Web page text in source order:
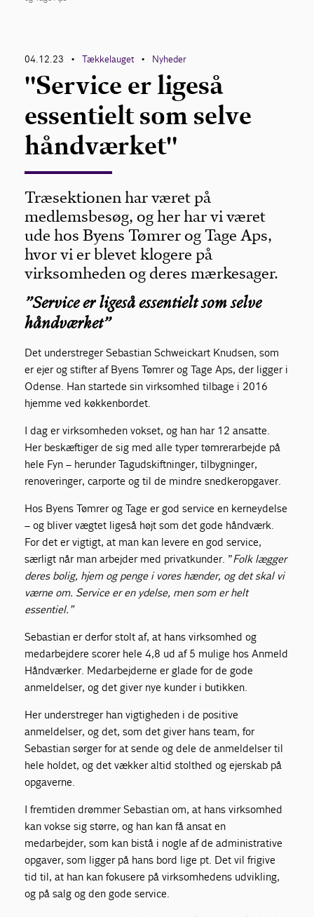
04.12.23 • Tækkelauget • Nyheder
"Service er ligeså
essentielt som selve
håndværket"
Træsektionen har været på
medlemsbesøg, og her har vi været
ude hos Byens Tømrer og Tage Aps,
hvor vi er blevet klogere på
virksomheden og deres mærkesager.
”Service er ligeså essentielt som selve
håndværket”
Det understreger Sebastian Schweickart Knudsen, som
er ejer og stifter af Byens Tømrer og Tage Aps, der ligger i
Odense. Han startede sin virksomhed tilbage i 2016
hjemme ved køkkenbordet.
I dag er virksomheden vokset, og han har 12 ansatte.
Her beskæftiger de sig med alle typer tømrerarbejde på
hele Fyn – herunder Tagudskiftninger, tilbygninger,
renoveringer, carporte og til de mindre snedkeropgaver.
Hos Byens Tømrer og Tage er god service en kerneydelse
– og bliver vægtet ligeså højt som det gode håndværk.
For det er vigtigt, at man kan levere en god service,
særligt når man arbejder med privatkunder. ”Folk lægger
deres bolig, hjem og penge i vores hænder, og det skal vi
værne om. Service er en ydelse, men som er helt
essentiel.”
Sebastian er derfor stolt af, at hans virksomhed og
medarbejdere scorer hele 4,8 ud af 5 mulige hos Anmeld
Håndværker. Medarbejderne er glade for de gode
anmeldelser, og det giver nye kunder i butikken.
Her understreger han vigtigheden i de positive
anmeldelser, og det, som det giver hans team, for
Sebastian sørger for at sende og dele de anmeldelser til
hele holdet, og det vækker altid stolthed og ejerskab på
opgaverne.
I fremtiden drømmer Sebastian om, at hans virksomhed
kan vokse sig større, og han kan få ansat en
medarbejder, som kan bistå i nogle af de administrative
opgaver, som ligger på hans bord lige pt. Det vil frigive
tid til, at han kan fokusere på virksomhedens udvikling,
og på salg og den gode service.